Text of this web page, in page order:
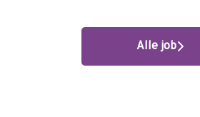
Alle job